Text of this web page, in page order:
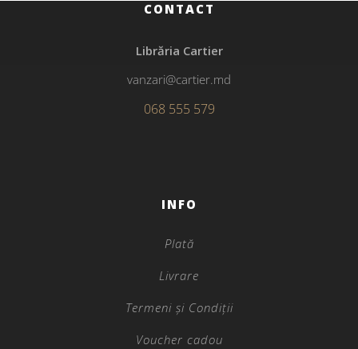
CONTACT
Librăria Cartier
vanzari@cartier.md
068 555 579
INFO
Plată
Livrare
Termeni și Condiții
Voucher cadou